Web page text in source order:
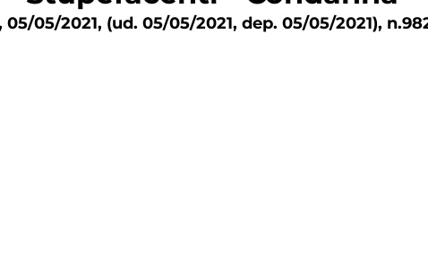
05/2021, (ud. 05/05/2021, dep. 05/05/2021),